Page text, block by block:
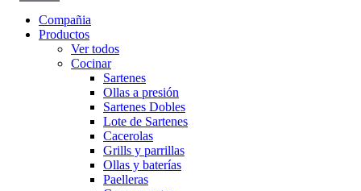
Compañia
Productos
Ver todos
Cocinar
Sartenes
Ollas a presión
Sartenes Dobles
Lote de Sartenes
Cacerolas
Grills y parrillas
Ollas y baterías
Paelleras